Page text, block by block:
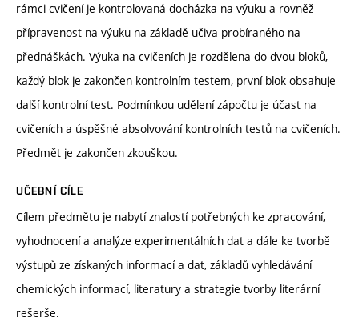
rámci cvičení je kontrolovaná docházka na výuku a rovněž
přípravenost na výuku na základě učiva probíraného na
přednáškách. Výuka na cvičeních je rozdělena do dvou bloků,
každý blok je zakončen kontrolním testem, první blok obsahuje
další kontrolní test. Podmínkou udělení zápočtu je účast na
cvičeních a úspěšné absolvování kontrolních testů na cvičeních.
Předmět je zakončen zkouškou.
UČEBNÍ CÍLE
Cílem předmětu je nabytí znalostí potřebných ke zpracování,
vyhodnocení a analýze experimentálních dat a dále ke tvorbě
výstupů ze získaných informací a dat, základů vyhledávání
chemických informací, literatury a strategie tvorby literární
rešerše.